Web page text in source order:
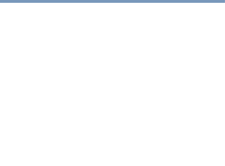
Meus Pedidos